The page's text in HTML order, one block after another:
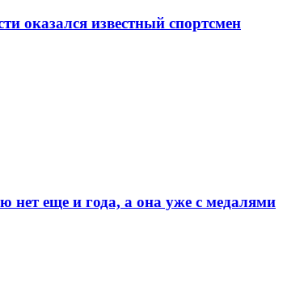
оказался известный спортсмен
нет еще и года, а она уже с медалями